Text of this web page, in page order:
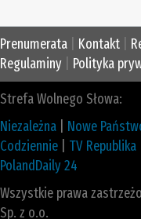
Prenumerata Kontakt
Regulaminy
Polityka
Strefa Wolnego Słowa:
Niezależna
Nowe
Codziennie
TV Republika
PolandDaily 24
Wszystkie prawa
Sp. z o.o.